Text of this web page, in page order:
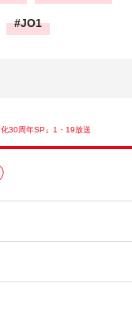
JO1
30周年SP』1・19放送